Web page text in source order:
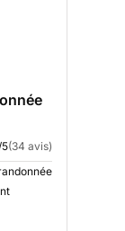
(34 avis)